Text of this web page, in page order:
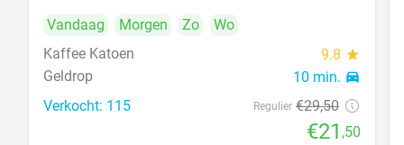
Vandaag
Morgen Zo
Wo
Kaffee Katoen
9.8 star
Geldrop 10 min. directions_car
Verkocht: 115 Regulier €29,50
€21 ,50